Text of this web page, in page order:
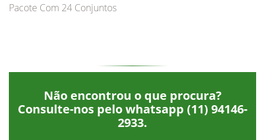
Pacote Com 24 Conjuntos
Não encontrou o que procura?
Consulte-nos pelo whatsapp (11) 94146-
2933.